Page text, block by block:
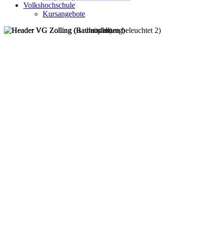
Volkshochschule
Kursangebote